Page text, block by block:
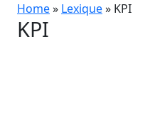
Home» Lexique» KPI
KPI